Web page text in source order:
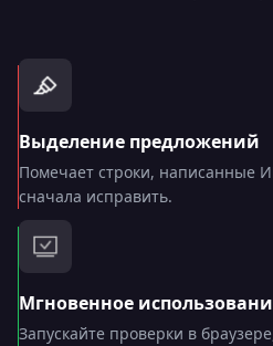
Выделение предложений
Помечает строки, написанные
сначала исправить.
Мгновенное
Запускайте проверки в